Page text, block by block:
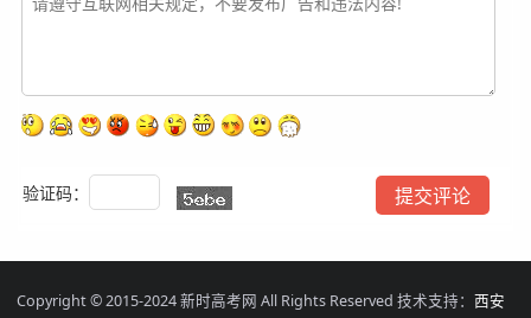
验证码：
Copyright © 2015-2024 新时高考网 All Rights Reserved 技术支持： 西安